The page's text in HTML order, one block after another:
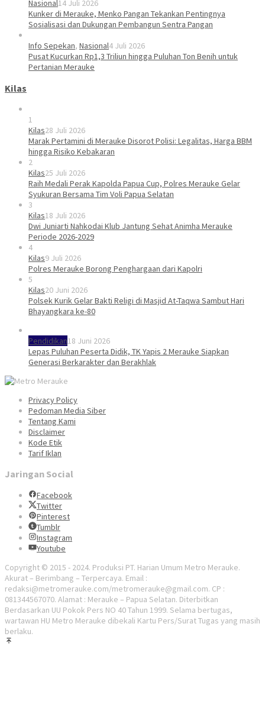
Nasional14 Juli 2026
Kunker di Merauke, Menko Pangan Tekankan Pentingnya
Sosialisasi dan Dukungan Pembangun Sentra Pangan
Info Sepekan, Nasional4 Juli 2026
Pusat Kucurkan Rp1,3 Triliun hingga Puluhan Ton Benih untuk
Pertanian Merauke
Kilas
1
Kilas28 Juli 2026
Marak Pertamini di Merauke Disorot Polisi: Legalitas, Harga BBM
hingga Risiko Kebakaran
2
Kilas25 Juli 2026
Raih Medali Perak Kapolda Papua Cup, Polres Merauke Gelar
Syukuran Bersama Tim Voli Papua Selatan
3
Kilas18 Juli 2026
Dwi Juniarti Nahkodai Klub Jantung Sehat Animha Merauke
Periode 2026-2029
4
Kilas9 Juli 2026
Polres Merauke Borong Penghargaan dari Kapolri
5
Kilas20 Juni 2026
Polsek Kurik Gelar Bakti Religi di Masjid At-Taqwa Sambut Hari
Bhayangkara ke-80
Pendidikan18 Juni 2026
Lepas Puluhan Peserta Didik, TK Yapis 2 Merauke Siapkan
Generasi Berkarakter dan Berakhlak
Privacy Policy
Pedoman Media Siber
Tentang Kami
Disclaimer
Kode Etik
Tarif Iklan
Jaringan Social
Facebook
Twitter
Pinterest
Tumblr
Instagram
Youtube
Copyright © 2015 - 2024. Produksi PT. Harian Umum Metro Merauke.
Akurat – Berimbang – Terpercaya. Email :
redaksi@metromerauke.com/metromerauke@gmail.com. CP :
081344567070. Alamat : Merauke – Papua Selatan. Diterbitkan
Berdasarkan UU Pokok Pers NO 40 Tahun 1999. Selama bertugas,
wartawan HU Metro Merauke dibekali Kartu Pers/Surat Tugas yang masih
berlaku.